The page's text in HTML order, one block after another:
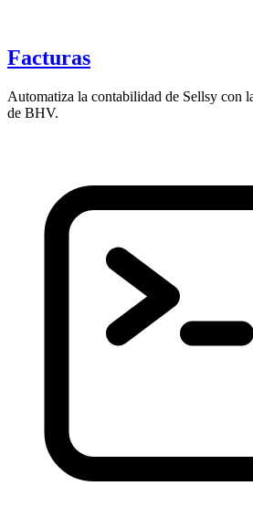
Facturas
Automatiza la contabilidad de Sellsy con
de BHV.